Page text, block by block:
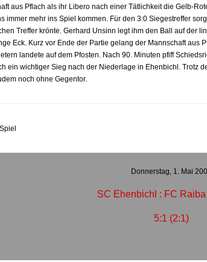
aus Pflach als ihr Libero nach einer Tätlichkeit die Gelb-
immer mehr ins Spiel kommen. Für den 3:0 Siegestreffer
Treffer krönte. Gerhard Unsinn legt ihm den Ball auf der
Eck. Kurz vor Ende der Partie gelang der Mannschaft aus
landete auf dem Pfosten. Nach 90. Minuten pfiff
ein wichtiger Sieg nach der Niederlage in Ehenbichl. Trotz
noch ohne Gegentor.
Donnerstag, 1. Mai
SC Ehenbichl : FC
5:1 (2:1)